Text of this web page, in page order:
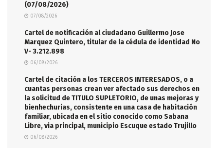
(07/08/2026)
07/08/2026
Cartel de notificación al ciudadano Guillermo Jose
Marquez Quintero, titular de la cédula de identidad No
V- 3.212.898
06/08/2026
Cartel de citación a los TERCEROS INTERESADOS, o a
cuantas personas crean ver afectado sus derechos en
la solicitud de TITULO SUPLETORIO, de unas mejoras y
bienhechurias, consistente en una casa de habitación
familiar, ubicada en el sitio conocido como Sabana
Libre, via principal, municipio Escuque estado Trujillo
06/08/2026